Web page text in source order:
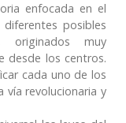
enfocada en el
posibles
originados muy
desde los centros.
cada uno de los
vía revolucionaria y